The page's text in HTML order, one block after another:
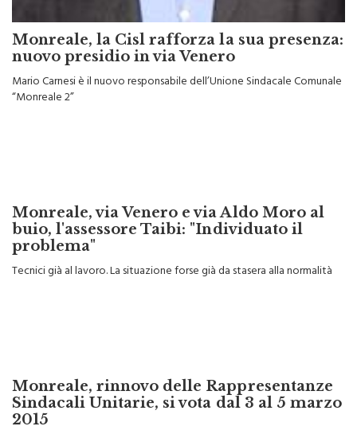
Monreale, la Cisl rafforza la sua presenza:
nuovo presidio in via Venero
Mario Carnesi è il nuovo responsabile dell’Unione Sindacale Comunale
Monreale, via Venero e via Aldo Moro al
buio, l'assessore Taibi: "Individuato il
problema"
Monreale, rinnovo delle Rappresentanze
Sindacali Unitarie, si vota dal 3 al 5 marzo